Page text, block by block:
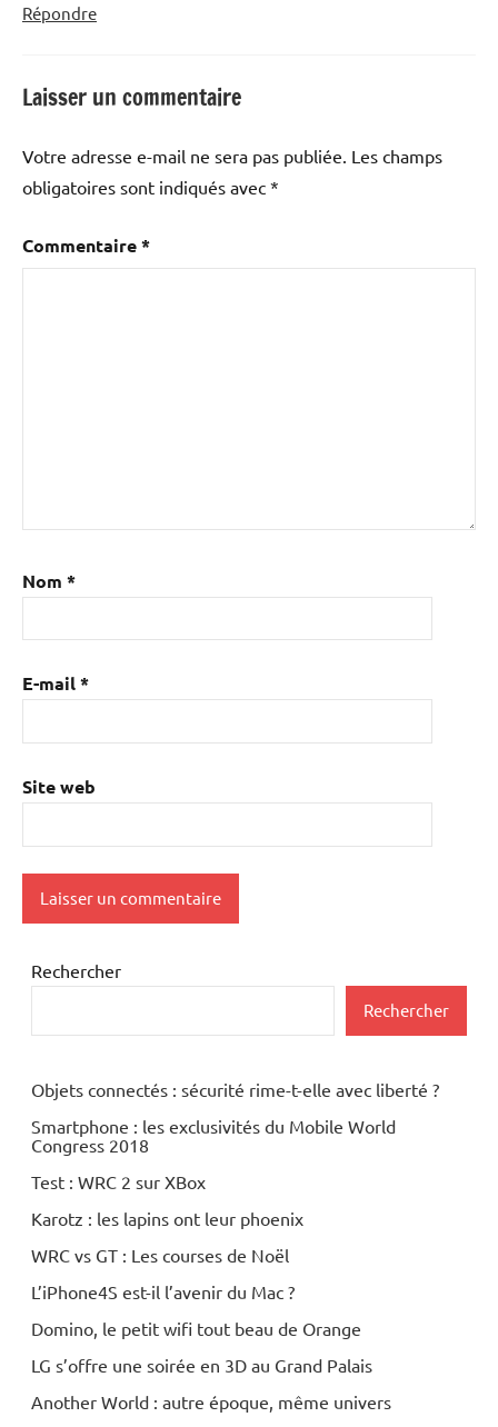
Répondre
Laisser un commentaire
Votre adresse e-mail ne sera pas publiée. Les champs
obligatoires sont indiqués avec *
Commentaire*
Nom *
E-mail*
Site web
Rechercher
Rechercher
Objets connectés : sécurité rime-t-elle avec liberté ?
Smartphone : les exclusivités du Mobile World
Congress 2018
Test : WRC 2 sur XBox
Karotz : les lapins ont leur phoenix
WRC vs GT : Les courses de Noël
L’iPhone4S est-il l’avenir du Mac ?
Domino, le petit wifi tout beau de Orange
LG s’offre une soirée en 3D au Grand Palais
Another World : autre époque, même univers